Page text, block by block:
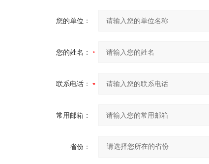
您的单位：
您的姓名：
联系电话：
常用邮箱：
省份：